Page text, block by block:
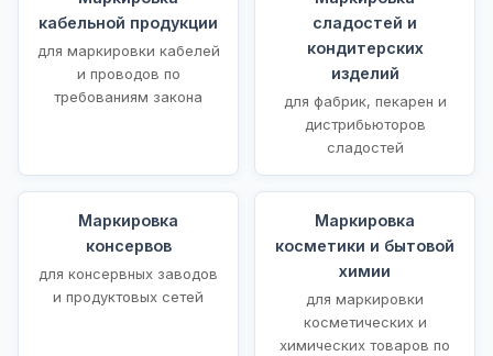
кабельной продукции
для маркировки кабелей
и проводов по
требованиям закона
сладостей и
кондитерских
изделий
для фабрик, пекарен и
дистрибьюторов
сладостей
Маркировка
консервов
для консервных заводов
и продуктовых сетей
Маркировка
косметики и бытовой
химии
для маркировки
косметических и
химических товаров по